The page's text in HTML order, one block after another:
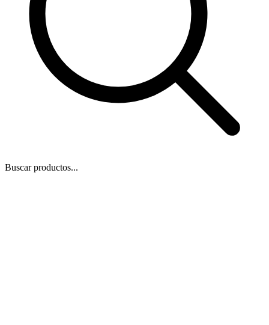
Buscar productos...